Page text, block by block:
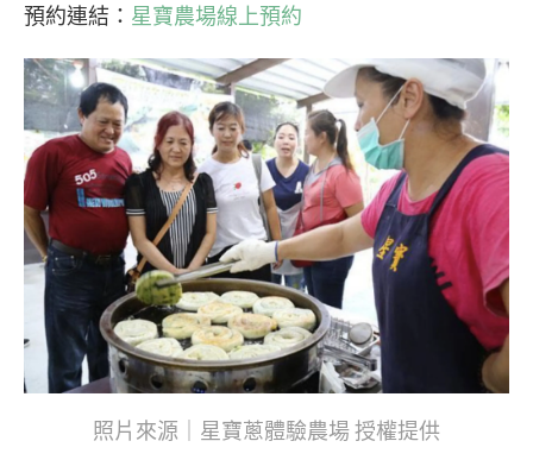
預約連結： 星寶農場線上預約
照片來源｜星寶蔥體驗農場 授權提供